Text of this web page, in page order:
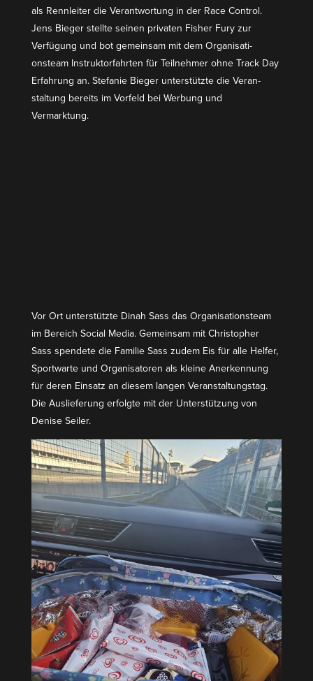
als Rennleiter die Verant­wortung in der Race Control.
Jens Bieger stellte seinen privaten Fisher Fury zur
Verfügung und bot gemeinsam mit dem Organi­sa­ti­
onsteam Instruk­tor­fahrten für Teilnehmer ohne Track Day
Erfahrung an. Stefanie Bieger unter­stützte die Veran­
staltung bereits im Vorfeld bei Werbung und
Vermarktung.
Vor Ort unter­stützte Dinah Sass das Organi­sa­ti­onsteam
im Bereich Social Media. Gemeinsam mit Chris­topher
Sass spendete die Familie Sass zudem Eis für alle Helfer,
Sport­warte und Organi­sa­toren als kleine Anerkennung
für deren Einsatz an diesem langen Veran­stal­tungstag.
Die Auslie­ferung erfolgte mit der Unter­stützung von
Denise Seiler.